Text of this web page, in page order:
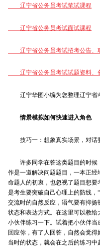
辽宁省公务员考试笔试课程
辽宁省公务员考试面试课程
辽宁省公务员考试招考公告、
辽宁省公务员考试试题资料、
辽宁华图小编为您整理辽宁省
情景模拟如何快速进入角色
技巧一：想象真实场景，对话
许多同学在答这类题目的时候
作是一道解决问题题目，一本正
命题人的初衷，也忽视了题目想
是考生要突破自己心理上的防线，
交流时的自然反应，语气要有抑
状态和表达方式。在这里可以教
小伙伴练习一下。试着把小伙伴
回应你，有了人回答，自然会觉
当时的状态，就会在之后的练习中